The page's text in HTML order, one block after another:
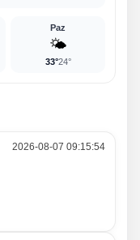
Paz
🌤️
33°24°
2026-08-07 09:15:54